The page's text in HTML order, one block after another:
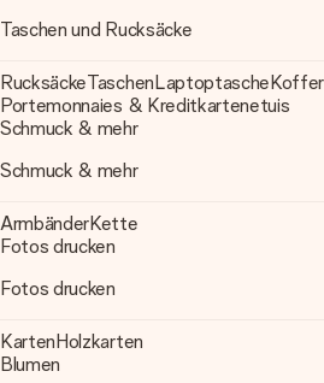
Taschen und Rucksäcke
RucksäckeTaschenLaptoptascheKoffer
Portemonnaies & Kreditkartenetuis
Schmuck & mehr
Schmuck & mehr
ArmbänderKette
Fotos drucken
Fotos drucken
KartenHolzkarten
Blumen